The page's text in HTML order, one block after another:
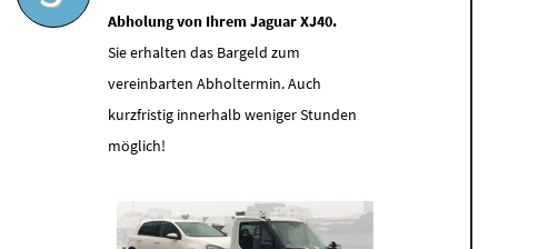
Abholung von Ihrem Jaguar XJ40.
Sie erhalten das Bargeld zum
vereinbarten Abholtermin. Auch
kurzfristig innerhalb weniger Stunden
möglich!